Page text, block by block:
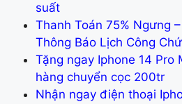
suất
Thanh Toán 75% Ngưng
Thông Báo Lịch Công
Tặng ngay Iphone 14 Pro
hàng chuyển cọc 200tr
Nhận ngay điện thoại